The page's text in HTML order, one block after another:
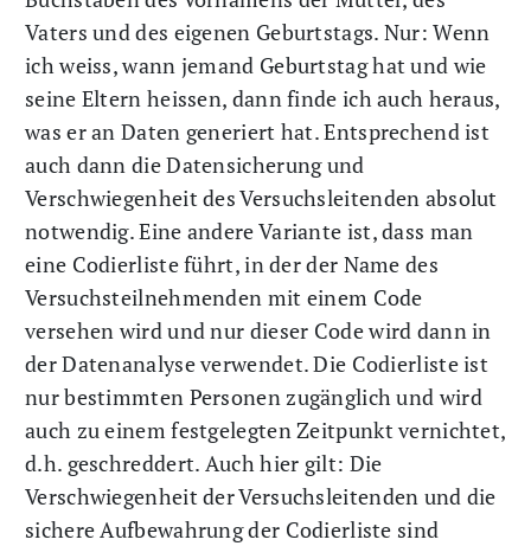
Vaters und des eigenen Geburtstags. Nur: Wenn
ich weiss, wann jemand Geburtstag hat und wie
seine Eltern heissen, dann finde ich auch heraus,
was er an Daten generiert hat. Entsprechend ist
auch dann die Datensicherung und
Verschwiegenheit des Versuchsleitenden absolut
notwendig. Eine andere Variante ist, dass man
eine Codierliste führt, in der der Name des
Versuchsteilnehmenden mit einem Code
versehen wird und nur dieser Code wird dann in
der Datenanalyse verwendet. Die Codierliste ist
nur bestimmten Personen zugänglich und wird
auch zu einem festgelegten Zeitpunkt vernichtet,
d.h. geschreddert. Auch hier gilt: Die
Verschwiegenheit der Versuchsleitenden und die
sichere Aufbewahrung der Codierliste sind